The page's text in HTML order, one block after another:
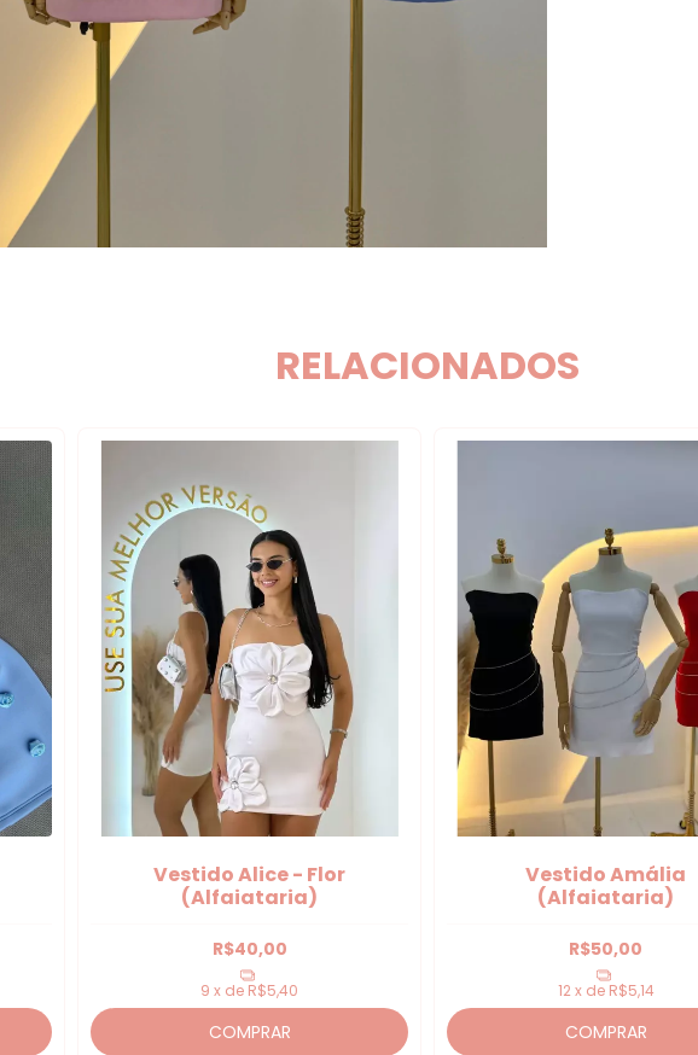
RELACIONADOS
Vestido Alice - Flor
(Alfaiataria)
R$40,00
9 x de R$5,40
COMPRAR
Vestido Amália
(Alfaiataria)
R$50,00
12 x de R$5,14
COMPRAR